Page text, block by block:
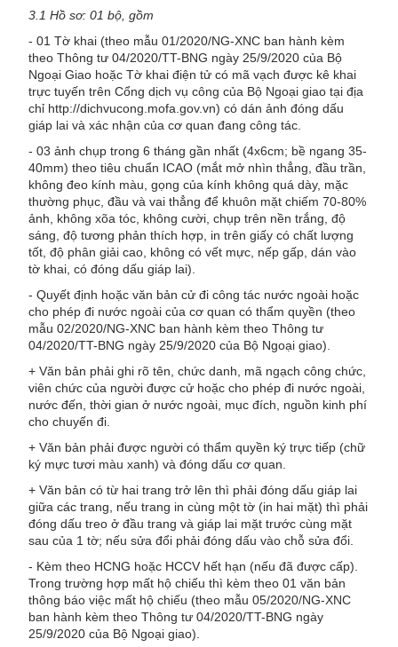
3.1 Hồ sơ: 01 bộ, gồm
- 01 Tờ khai (theo mẫu 01/2020/NG-XNC ban hành kèm
theo Thông tư 04/2020/TT-BNG ngày 25/9/2020 của Bộ
Ngoại Giao hoặc Tờ khai điện tử có mã vạch được kê khai
trực tuyến trên Cổng dịch vụ công của Bộ Ngoại giao tại địa
chỉ http://dichvucong.mofa.gov.vn) có dán ảnh đóng dấu
giáp lai và xác nhận của cơ quan đang công tác.
- 03 ảnh chụp trong 6 tháng gần nhất (4x6cm; bề ngang 35-
40mm) theo tiêu chuẩn ICAO (mắt mở nhìn thẳng, đầu trần,
không đeo kính màu, gọng của kính không quá dày, mặc
thường phục, đầu và vai thẳng để khuôn mặt chiếm 70-80%
ảnh, không xõa tóc, không cười, chụp trên nền trắng, độ
sáng, độ tương phản thích hợp, in trên giấy có chất lượng
tốt, độ phân giải cao, không có vết mực, nếp gấp, dán vào
tờ khai, có đóng dấu giáp lai).
- Quyết định hoặc văn bản cử đi công tác nước ngoài hoặc
cho phép đi nước ngoài của cơ quan có thẩm quyền (theo
mẫu 02/2020/NG-XNC ban hành kèm theo Thông tư
04/2020/TT-BNG ngày 25/9/2020 của Bộ Ngoại giao).
+ Văn bản phải ghi rõ tên, chức danh, mã ngạch công chức,
viên chức của người được cử hoặc cho phép đi nước ngoài,
nước đến, thời gian ở nước ngoài, mục đích, nguồn kinh phí
cho chuyến đi.
+ Văn bản phải được người có thẩm quyền ký trực tiếp (chữ
ký mực tươi màu xanh) và đóng dấu cơ quan.
+ Văn bản có từ hai trang trở lên thì phải đóng dấu giáp lai
giữa các trang, nếu trang in cùng một tờ (in hai mặt) thì phải
đóng dấu treo ở đầu trang và giáp lai mặt trước cùng mặt
sau của 1 tờ; nếu sửa đổi phải đóng dấu vào chỗ sửa đổi.
- Kèm theo HCNG hoặc HCCV hết hạn (nếu đã được cấp).
Trong trường hợp mất hộ chiếu thì kèm theo 01 văn bản
thông báo việc mất hộ chiếu (theo mẫu 05/2020/NG-XNC
ban hành kèm theo Thông tư 04/2020/TT-BNG ngày
25/9/2020 của Bộ Ngoại giao).